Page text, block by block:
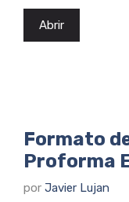
Abrir
Formato
Proforma
por Javier Lujan